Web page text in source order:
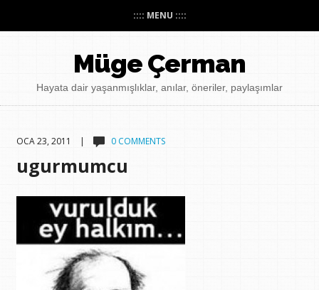
:::: MENU ::::
Müge Çerman
Hayata dair yaşanmışlıklar, anılar, öneriler, paylaşımlar
OCA 23, 2011 | 0 COMMENTS
ugurmumcu